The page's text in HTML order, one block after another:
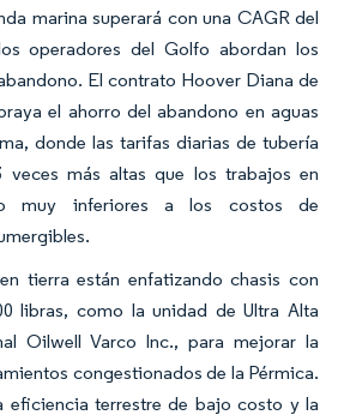
marina superará con una CAGR del
operadores del Golfo abordan los
El contrato Hoover Diana de
el ahorro del abandono en aguas
donde las tarifas diarias de tubería
veces más altas que los trabajos en
muy inferiores a los costos de
tierra están enfatizando chasis con
libras, como la unidad de Ultra Alta
Oilwell Varco Inc., para mejorar la
congestionados de la Pérmica.
eficiencia terrestre de bajo costo y la